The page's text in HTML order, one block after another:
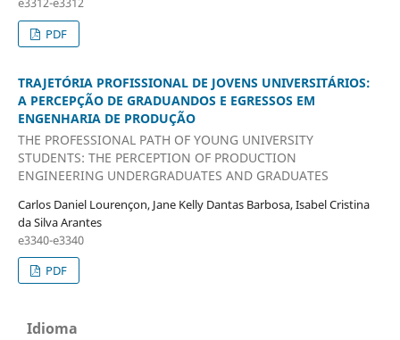
PDF
TRAJETÓRIA PROFISSIONAL DE JOVENS UNIVERSITÁRIOS:
A PERCEPÇÃO DE GRADUANDOS E EGRESSOS EM
ENGENHARIA DE PRODUÇÃO
THE PROFESSIONAL PATH OF YOUNG UNIVERSITY
STUDENTS: THE PERCEPTION OF PRODUCTION
ENGINEERING UNDERGRADUATES AND GRADUATES
Carlos Daniel Lourençon, Jane Kelly Dantas Barbosa, Isabel Cristina
da Silva Arantes
e3340-e3340
PDF
Idioma